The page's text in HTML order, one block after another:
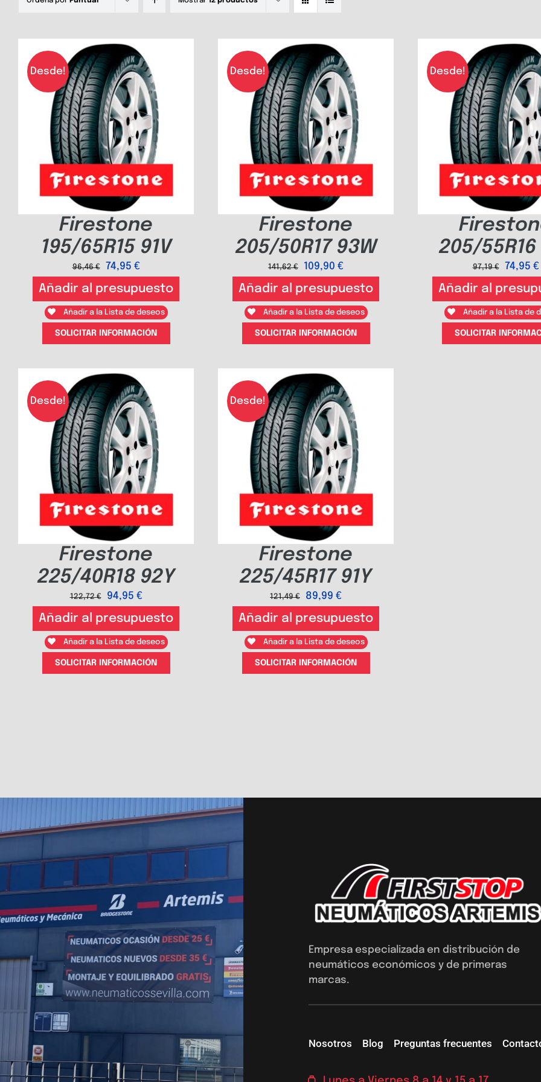
Desde!
Firestone
195/65R15 91V
96,46€ 74,95 €
Añadir al presupuesto
Añadir a la Lista de deseos
SOLICITAR INFORMACIÓN
Desde!
Firestone
205/50R17 93W
141,62€ 109,90 €
Añadir al presupuesto
Añadir a la Lista de deseos
SOLICITAR INFORMACIÓN
Desde!
205/55R16
97,19€ 74,95 €
Añadir al
Añadir a la Lista de
SOLICITAR
Desde!
Firestone
225/40R18 92Y
122,72€ 94,95 €
Añadir al presupuesto
Añadir a la Lista de deseos
SOLICITAR INFORMACIÓN
Desde!
Firestone
225/45R17 91Y
121,49€ 89,99 €
Añadir al presupuesto
Añadir a la Lista de deseos
SOLICITAR INFORMACIÓN
Empresa especializada en distribución de
neumáticos económicos y de primeras
marcas.
Nosotros Blog Preguntas frecuentes